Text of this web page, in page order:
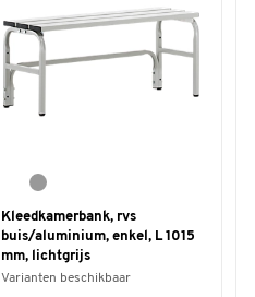
Kleedkamerbank, rvs
buis/aluminium, enkel, L 1015
mm, lichtgrijs
Varianten beschikbaar